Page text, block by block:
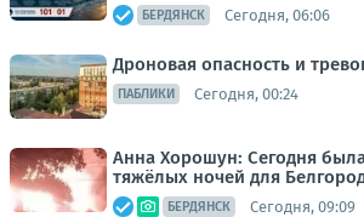
БЕРДЯНСК Сегодня, 06:06
Дроновая опасность и
ПАБЛИКИ Сегодня, 00:24
Анна Хорошун: Сегодня
тяжёлых ночей для
БЕРДЯНСК Сегодня, 09:09